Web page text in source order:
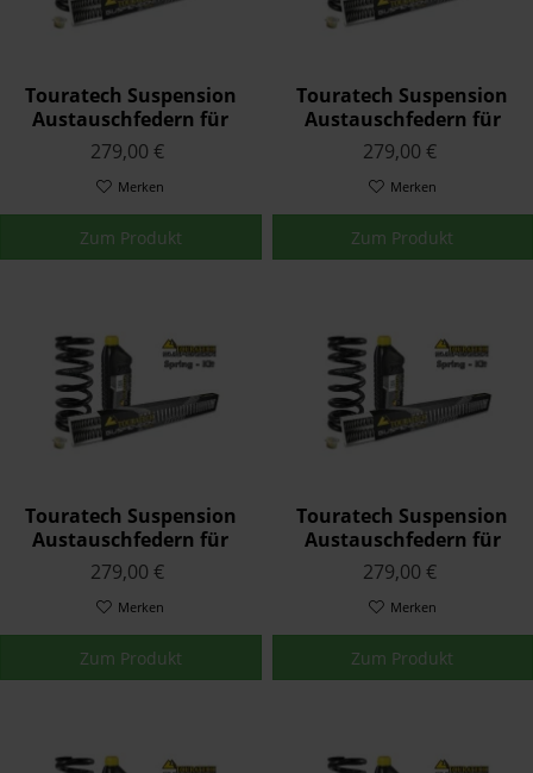
Touratech Suspension
Austauschfedern für
Triumph SPEED TRIPLE
1050 2005 - 2010
279,00 €
Merken
Zum Produkt
Touratech Suspension
Austauschfedern für
Triumph SPRINT ST 2000
- 2004
279,00 €
Merken
Zum Produkt
Touratech Suspension
Austauschfedern für
Triumph SPRINT ST 2000
- 2004
279,00 €
Merken
Zum Produkt
Touratech Suspension
Austauschfedern für
Triumph SPRINT ST 1050
(auch GT Modell) 2005 -
2010
279,00 €
Merken
Zum Produkt